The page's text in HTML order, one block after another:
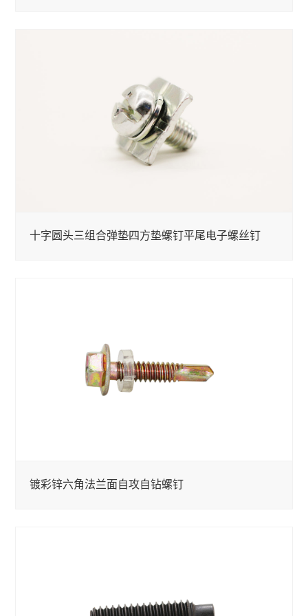
十字圆头三组合弹垫四方垫螺钉平尾电子螺丝钉
镀彩锌六角法兰面自攻自钻螺钉